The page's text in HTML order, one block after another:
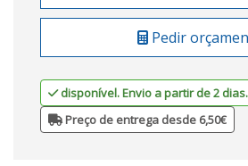
Pedir
disponível. Envio a partir de 2 dias.
Preço de entrega desde 6,50€